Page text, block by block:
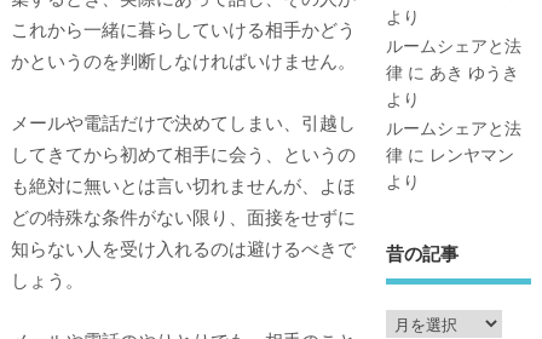
これから一緒に暮らしていける相手かどう
かというのを判断しなければいけません。
メールや電話だけで決めてしまい、引越し
してきてから初めて相手に会う、というの
も絶対に無いとは言い切れませんが、よほ
どの特殊な条件がない限り、面接をせずに
知らない人を受け入れるのは避けるべきで
しょう。
より
ルームシェアと法
律に あき ゆうき
より
ルームシェアと法
律に レンヤマン
より
昔の記事